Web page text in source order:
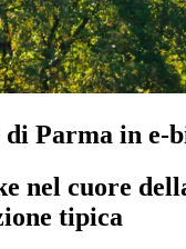
Parma in e-
nel cuore
tipica